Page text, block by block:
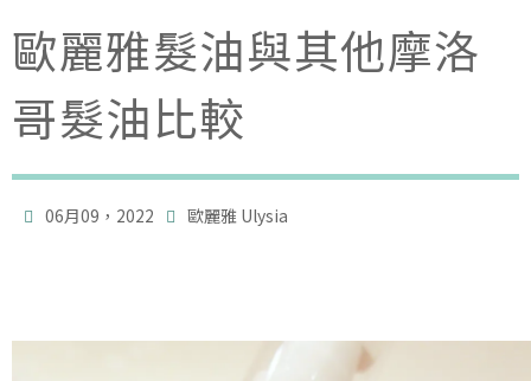
歐麗雅髮油與其他摩洛
哥髮油比較
 06月09，2022  歐麗雅 Ulysia